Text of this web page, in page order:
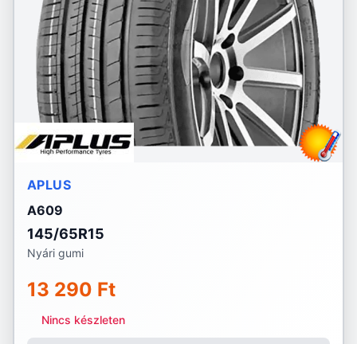
APLUS
A609
145/65R15
Nyári gumi
13 290 Ft
Nincs készleten